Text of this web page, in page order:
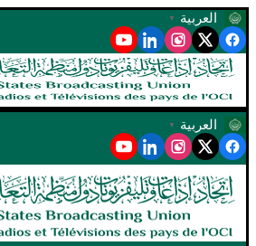
العربية ▼
العربية ▼